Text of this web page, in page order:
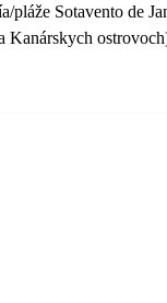
pláže Sotavento de
Kanárskych